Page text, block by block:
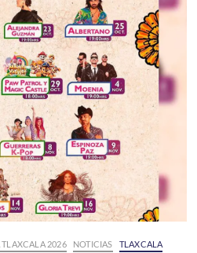
TLAXCALA 2026 NOTICIAS TLAXCALA